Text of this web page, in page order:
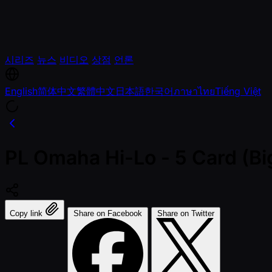
시리즈 뉴스 비디오 상점 언론
English简体中文繁體中文日本語한국어ภาษาไทยTiếng Việt
Copy link Share on Facebook Share on Twitter